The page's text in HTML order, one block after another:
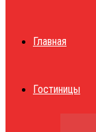
Главная
Гостиницы